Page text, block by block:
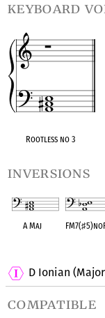
D Ionian
compatible
keyboard
Rootless no 3
inversions
A Maj FM7(♯